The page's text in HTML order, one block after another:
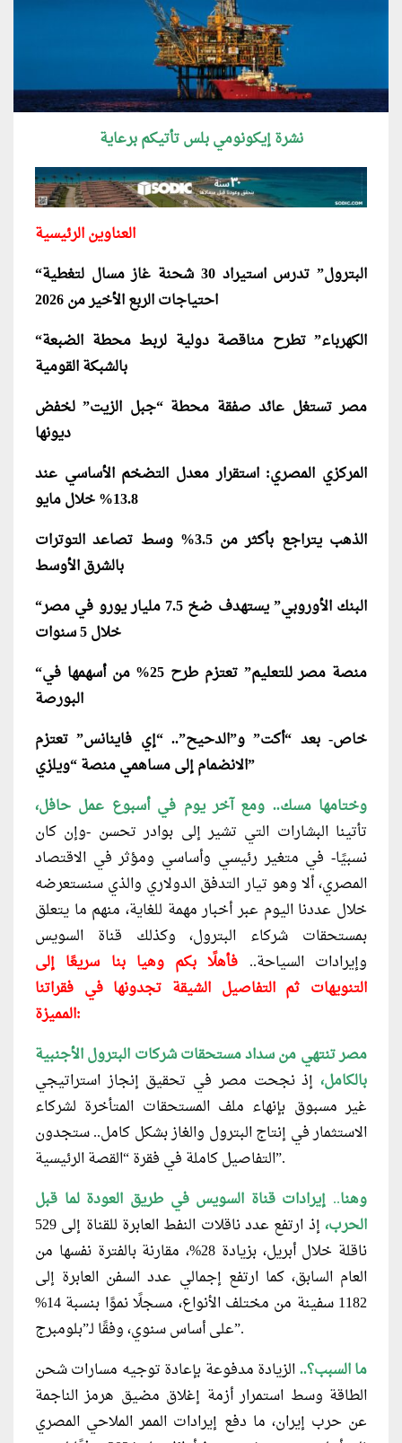
نشرة إيكونومي بلس تأتيكم برعاية
العناوين الرئيسية
“البترول” تدرس استيراد 30 شحنة غاز مسال لتغطية
احتياجات الربع الأخير من 2026
“الكهرباء” تطرح مناقصة دولية لربط محطة الضبعة
بالشبكة القومية
مصر تستغل عائد صفقة محطة “جبل الزيت” لخفض
ديونها
المركزي المصري: استقرار معدل التضخم الأساسي عند
13.8% خلال مايو
الذهب يتراجع بأكثر من 3.5% وسط تصاعد التوترات
بالشرق الأوسط
“البنك الأوروبي” يستهدف ضخ 7.5 مليار يورو في مصر
خلال 5 سنوات
“منصة مصر للتعليم” تعتزم طرح 25% من أسهمها في
البورصة
خاص- بعد “أكت” و”الدحيح”.. “إي فاينانس” تعتزم
الانضمام إلى مساهمي منصة “ويلزي”
وختامها مسك.. ومع آخر يوم في أسبوع عمل حافل،
تأتينا البشارات التي تشير إلى بوادر تحسن -وإن كان
نسبيًا- في متغير رئيسي وأساسي ومؤثر في الاقتصاد
المصري، ألا وهو تيار التدفق الدولاري والذي سنستعرضه
خلال عددنا اليوم عبر أخبار مهمة للغاية، منهم ما يتعلق
بمستحقات شركاء البترول، وكذلك قناة السويس
وإيرادات السياحة.. فأهلًا بكم وهيا بنا سريعًا إلى
التنويهات ثم التفاصيل الشيقة تجدونها في فقراتنا
المميزة:
مصر تنتهي من سداد مستحقات شركات البترول الأجنبية
بالكامل، إذ نجحت مصر في تحقيق إنجاز استراتيجي
غير مسبوق بإنهاء ملف المستحقات المتأخرة لشركاء
الاستثمار في إنتاج البترول والغاز بشكل كامل.. ستجدون
التفاصيل كاملة في فقرة “القصة الرئيسية”.
وهنا.. إيرادات قناة السويس في طريق العودة لما قبل
الحرب،
إذ ارتفع عدد ناقلات النفط العابرة للقناة إلى 529
ناقلة خلال أبريل، بزيادة 28%، مقارنة بالفترة نفسها من
العام السابق، كما ارتفع إجمالي عدد السفن العابرة إلى
1182 سفينة من مختلف الأنواع، مسجلًا نموًا بنسبة 14%
على أساس سنوي، وفقًا لـ”بلومبرج”.
ما السبب؟..الزيادة مدفوعة بإعادة توجيه مسارات شحن
الطاقة وسط استمرار أزمة إغلاق مضيق هرمز الناجمة
عن حرب إيران، ما دفع إيرادات الممر الملاحي المصري